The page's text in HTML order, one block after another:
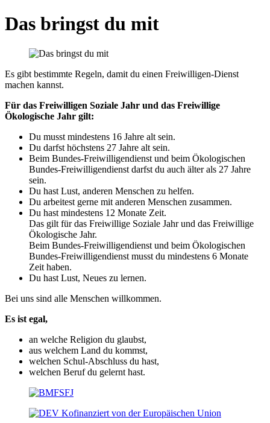
Das bringst du mit
Es gibt bestimmte Regeln, damit du einen Freiwilligen-Dienst
machen kannst.
Für das Freiwilligen Soziale Jahr und das Freiwillige
Ökologische Jahr gilt:
Du musst mindestens 16 Jahre alt sein.
Du darfst höchstens 27 Jahre alt sein.
Beim Bundes-Freiwilligendienst und beim Ökologischen
Bundes-Freiwilligendienst darfst du auch älter als 27 Jahre
sein.
Du hast Lust, anderen Menschen zu helfen.
Du arbeitest gerne mit anderen Menschen zusammen.
Du hast mindestens 12 Monate Zeit.
Das gilt für das Freiwillige Soziale Jahr und das Freiwillige
Ökologische Jahr.
Beim Bundes-Freiwilligendienst und beim Ökologischen
Bundes-Freiwilligendienst musst du mindestens 6 Monate
Zeit haben.
Du hast Lust, Neues zu lernen.
Bei uns sind alle Menschen willkommen.
Es ist egal,
an welche Religion du glaubst,
aus welchem Land du kommst,
welchen Schul-Abschluss du hast,
welchen Beruf du gelernt hast.